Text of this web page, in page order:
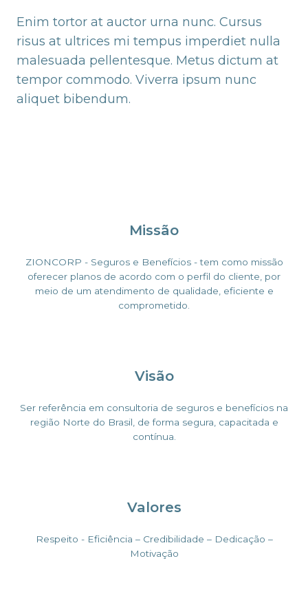
Enim tortor at auctor urna nunc. Cursus
risus at ultrices mi tempus imperdiet nulla
malesuada pellentesque. Metus dictum at
tempor commodo. Viverra ipsum nunc
aliquet bibendum.
Missão
ZIONCORP - Seguros e Benefícios - tem como missão
oferecer planos de acordo com o perfil do cliente, por
meio de um atendimento de qualidade, eficiente e
comprometido.
Visão
Ser referência em consultoria de seguros e benefícios na
região Norte do Brasil, de forma segura, capacitada e
contínua.
Valores
Respeito - Eficiência – Credibilidade – Dedicação –
Motivação